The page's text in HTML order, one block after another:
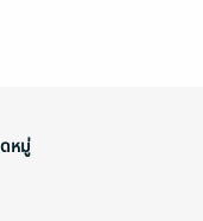
หมู่